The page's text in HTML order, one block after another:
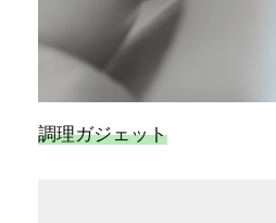
調理ガジェット